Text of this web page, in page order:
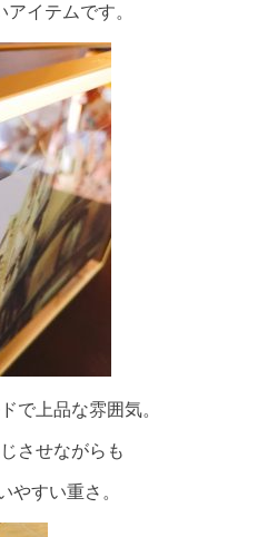
アイテムです。
で上品な雰囲気。
させながらも
やすい重さ。